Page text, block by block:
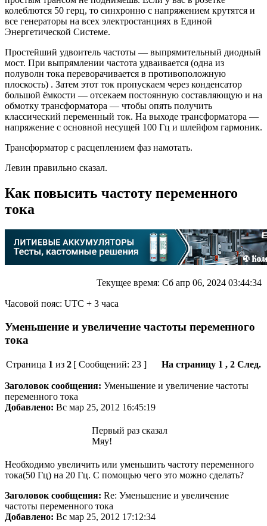
колеблются 50 герц, то синхронно с напряжением крутятся и
все генераторы на всех электростанциях в Единой
Энергетической Системе.
Простейший удвоитель частоты — выпрямительный диодный
мост. При выпрямлении частота удваивается (одна из
полуволн тока переворачивается в противоположную
плоскость) . Затем этот ток пропускаем через конденсатор
большой ёмкости — отсекаем постоянную составляющую и на
обмотку трансформатора — чтобы опять получить
классический переменный ток. На выходе трансформатора —
напряжение с основной несущей 100 Гц и шлейфом гармоник.
Трансформатор с расцеплением фаз намотать.
Левин правильно сказал.
Как повысить частоту переменного
тока
Текущее время: Сб апр 06, 2024 03:44:34
Часовой пояс: UTC + 3 часа
Уменьшение и увеличение частоты переменного
тока
Страница 1 из 2 [ Сообщений: 23 ] На страницу 1 , 2 След.
Заголовок сообщения: Уменьшение и увеличение частоты
переменного тока
Добавлено: Вс мар 25, 2012 16:45:19
Первый раз сказал
Мяу!
Необходимо увеличить или уменьшить частоту переменного
тока(50 Гц) на 20 Гц. С помощью чего это можно сделать?
Заголовок сообщения: Re: Уменьшение и увеличение
частоты переменного тока
Добавлено: Вс мар 25, 2012 17:12:34